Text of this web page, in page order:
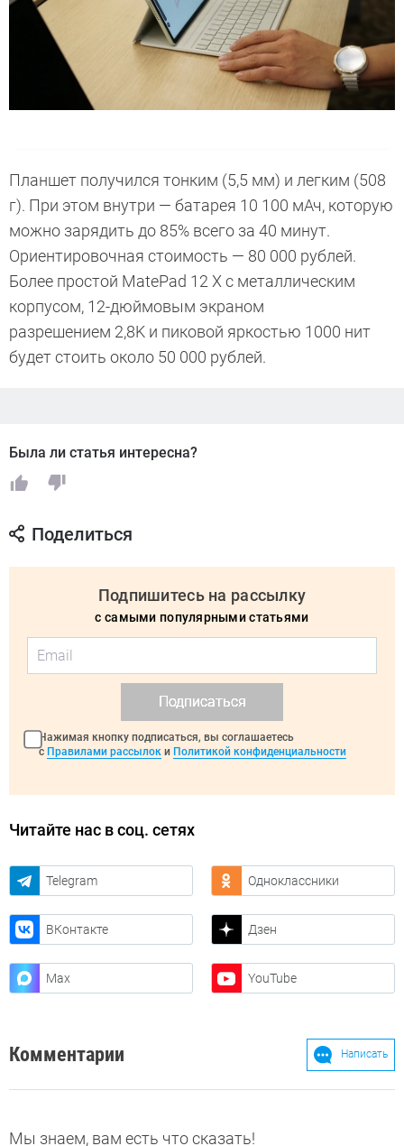
Планшет получился тонким (5,5 мм) и легким (508
г). При этом внутри — батарея 10 100 мАч, которую
можно зарядить до 85% всего за 40 минут.
Ориентировочная стоимость — 80 000 рублей.
Более простой MatePad 12 X с металлическим
корпусом, 12-дюймовым экраном
разрешением 2,8K и пиковой яркостью 1000 нит
будет стоить около 50 000 рублей.
Была ли статья интересна?
Поделиться
Подпишитесь на рассылку
с самыми популярными статьями
Подписаться
Нажимая кнопку подписаться, вы соглашаетесь
с Правилами рассылок и Политикой конфиденциальности
Читайте нас в соц. сетях
Telegram Одноклассники
ВКонтакте Дзен
Max YouTube
Комментарии Написать
Мы знаем, вам есть что сказать!